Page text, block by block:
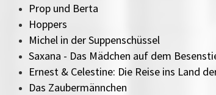
Prop und Berta
Hoppers
Michel in der Suppenschüssel
Saxana - Das Mädchen auf dem
Ernest & Celestine: Die Reise ins Land
Das Zaubermännchen